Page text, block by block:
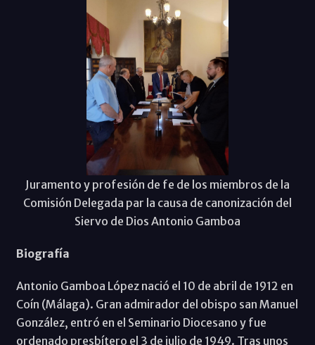
Juramento y profesión de fe de los miembros de la
Comisión Delegada par la causa de canonización del
Siervo de Dios Antonio Gamboa
Biografía
Antonio Gamboa López nació el 10 de abril de 1912 en
Coín (Málaga). Gran admirador del obispo san Manuel
González, entró en el Seminario Diocesano y fue
ordenado presbítero el 3 de julio de 1949. Tras unos